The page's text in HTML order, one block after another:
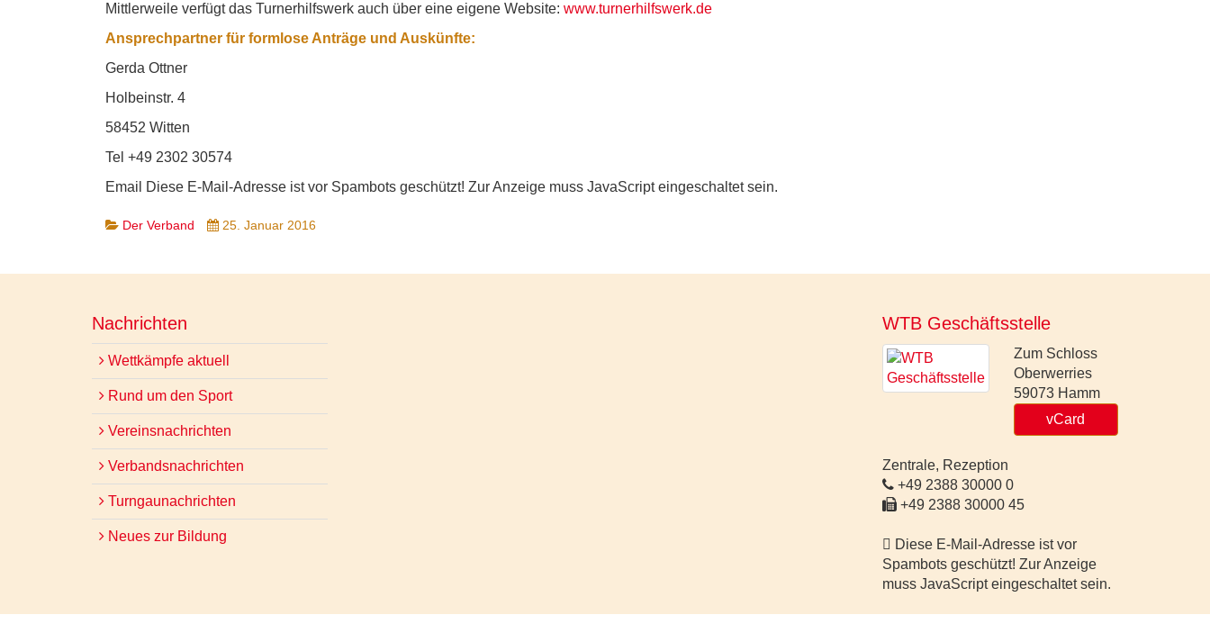
Mittlerweile verfügt das Turnerhilfswerk auch über eine eigene Website: www.turnerhilfswerk.de
Ansprechpartner für formlose Anträge und Auskünfte:
Gerda Ottner
Holbeinstr. 4
58452 Witten
Tel +49 2302 30574
Email
Diese E-Mail-Adresse ist vor Spambots geschützt! Zur Anzeige muss JavaScript eingeschaltet sein.
Der Verband 25. Januar 2016
Nachrichten
Wettkämpfe aktuell
Rund um den Sport
Vereinsnachrichten
Verbandsnachrichten
Turngaunachrichten
Neues zur Bildung
WTB Geschäftsstelle
Zum Schloss
Oberwerries
59073 Hamm
vCard
Zentrale, Rezeption
+49 2388 30000 0
+49 2388 30000 45
Diese E-Mail-Adresse ist vor
Spambots geschützt! Zur Anzeige
muss JavaScript eingeschaltet sein.